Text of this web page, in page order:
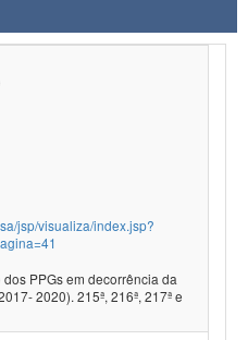
jsp/visualiza/index.jsp?
PPGs em decorrência da
2020). 215ª, 216ª, 217ª e